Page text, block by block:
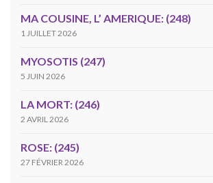
MA COUSINE, L’ AMERIQUE: (248)
1 JUILLET 2026
MYOSOTIS (247)
5 JUIN 2026
LA MORT: (246)
2 AVRIL 2026
ROSE: (245)
27 FÉVRIER 2026